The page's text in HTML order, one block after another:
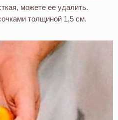
можете ее удалить.
толщиной 1,5 см.